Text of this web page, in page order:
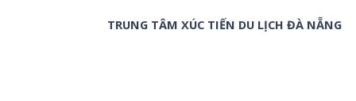
TRUNG TÂM XÚC TIẾN DU LỊCH ĐÀ NẴNG